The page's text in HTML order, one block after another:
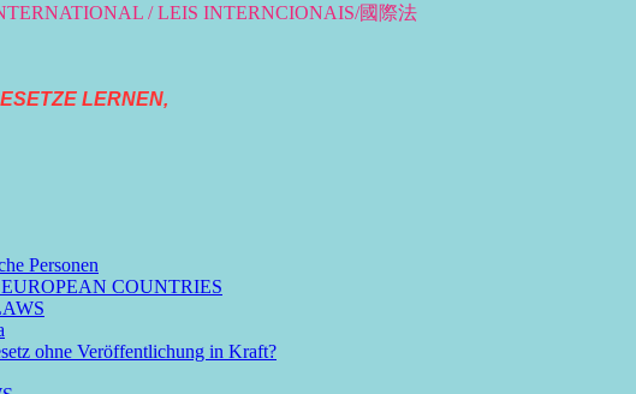
/ LEIS INTERNCIONAIS/國際法
LERNEN,
Personen
COUNTRIES
ohne Veröffentlichung in Kraft?